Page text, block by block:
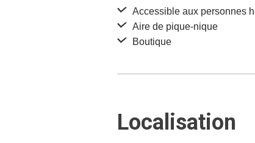
Accessible aux personnes
Aire de pique-nique
Boutique
Localisation